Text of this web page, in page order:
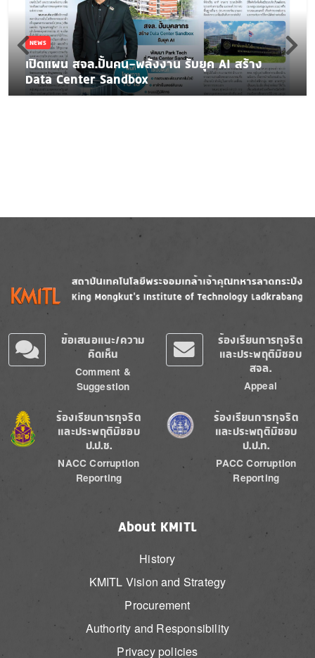
NEWS
เปิดแผน สจล.ปั้นคน-พลังงาน รับยุค AI สร้าง
Data Center Sandbox
Image
ข้อเสนอแนะ/ความ
คิดเห็น
Comment &
Suggestion
ร้องเรียนการทุจริต
และประพฤติมิชอบ
สจล.
Appeal
Image
ร้องเรียนการทุจริต
และประพฤติมิชอบ
ป.ป.ช.
NACC Corruption
Reporting
Image
ร้องเรียนการทุจริต
และประพฤติมิชอบ
ป.ป.ท.
PACC Corruption
Reporting
About KMITL
History
KMITL Vision and Strategy
Procurement
Authority and Responsibility
Privacy policies